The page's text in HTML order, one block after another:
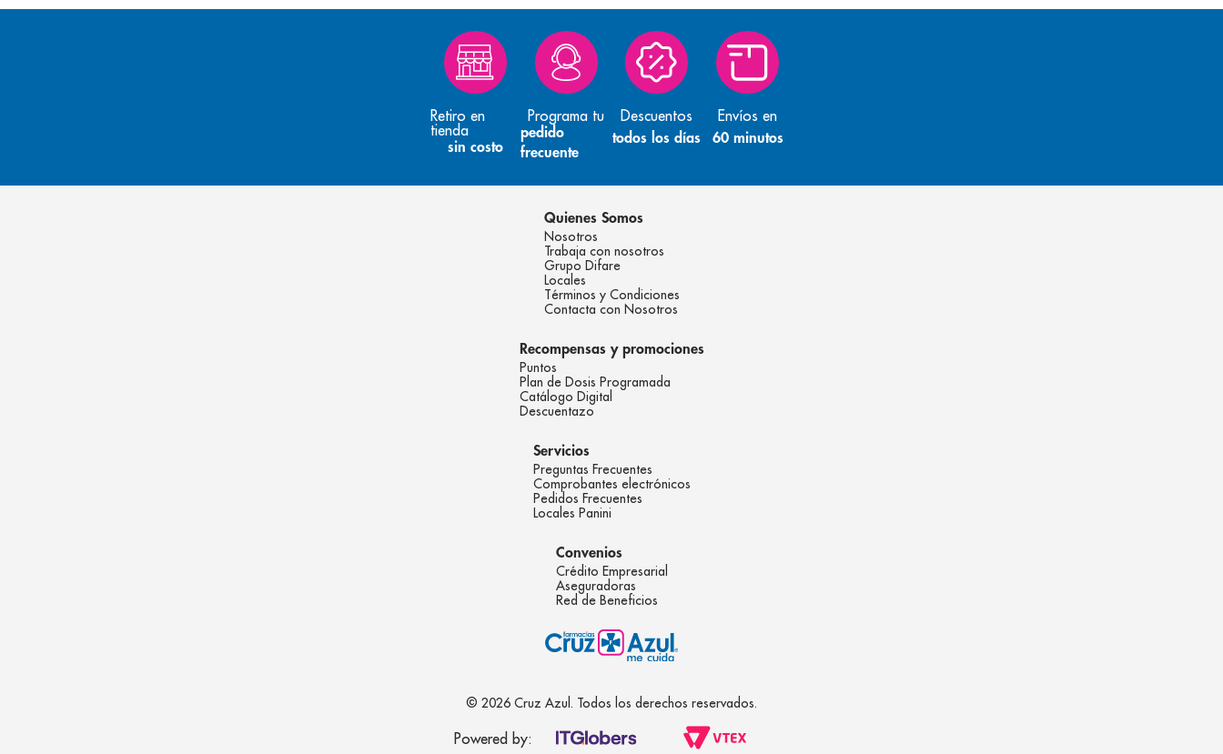
Retiro en
tienda
sin costo
Programa tu
pedido
frecuente
Descuentos
todos los días
Envíos en
60 minutos
Quienes Somos
Nosotros
Trabaja con nosotros
Grupo Difare
Locales
Términos y Condiciones
Contacta con Nosotros
Recompensas y promociones
Puntos
Plan de Dosis Programada
Catálogo Digital
Descuentazo
Servicios
Preguntas Frecuentes
Comprobantes electrónicos
Pedidos Frecuentes
Locales Panini
Convenios
Crédito Empresarial
Aseguradoras
Red de Beneficios
© 2026 Cruz Azul. Todos los derechos reservados.
Powered by: